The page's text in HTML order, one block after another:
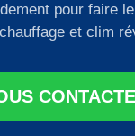
pour faire
et clim